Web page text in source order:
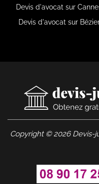
Devis d'avocat sur
Devis d'avocat sur
Copyright © 2026 Devis-